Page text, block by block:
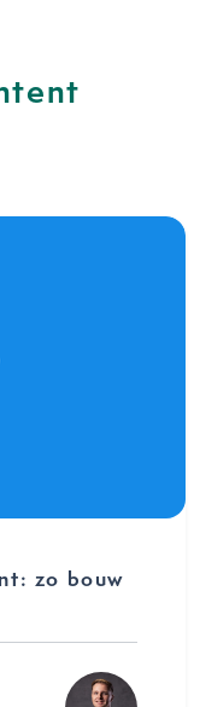
zo bouw